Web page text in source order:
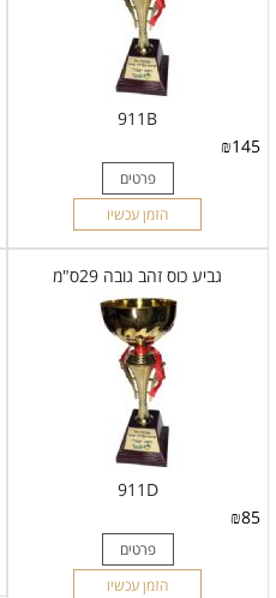
911B
₪145
פרטים
הזמן עכשיו
גביע כוס זהב גובה 29ס"מ
911D
₪85
פרטים
הזמן עכשיו